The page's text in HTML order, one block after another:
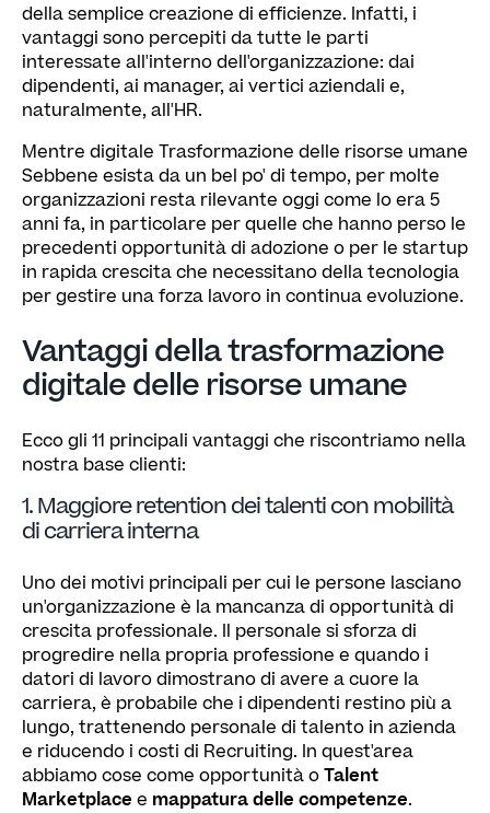
della semplice creazione di efficienze. Infatti, i
vantaggi sono percepiti da tutte le parti
interessate all'interno dell'organizzazione: dai
dipendenti, ai manager, ai vertici aziendali e,
naturalmente, all'HR.
Mentre digitale Trasformazione delle risorse umane
Sebbene esista da un bel po' di tempo, per molte
organizzazioni resta rilevante oggi come lo era 5
anni fa, in particolare per quelle che hanno perso le
precedenti opportunità di adozione o per le startup
in rapida crescita che necessitano della tecnologia
per gestire una forza lavoro in continua evoluzione.
Vantaggi della trasformazione
digitale delle risorse umane
Ecco gli 11 principali vantaggi che riscontriamo nella
nostra base clienti:
1. Maggiore retention dei talenti con mobilità
di carriera interna
Uno dei motivi principali per cui le persone lasciano
un'organizzazione è la mancanza di opportunità di
crescita professionale. Il personale si sforza di
progredire nella propria professione e quando i
datori di lavoro dimostrano di avere a cuore la
carriera, è probabile che i dipendenti restino più a
lungo, trattenendo personale di talento in azienda
e riducendo i costi di Recruiting. In quest'area
abbiamo cose come opportunità oTalent
Marketplace e mappatura delle competenze.